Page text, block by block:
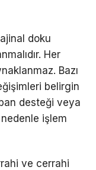
doku
Her
Bazı
belirgin
desteği veya
nedenle işlem
ve cerrahi